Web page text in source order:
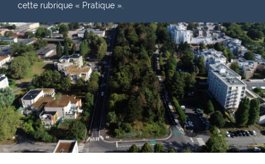
cette rubrique « Pratique ».